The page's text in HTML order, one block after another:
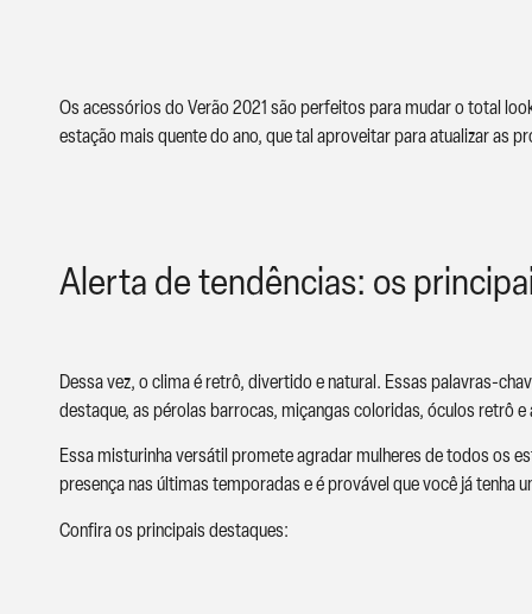
Os acessórios do Verão 2021 são perfeitos para mudar o total
estação mais quente do ano, que tal aproveitar para atualizar as
Alerta de tendências: os
Dessa vez, o clima é retrô, divertido e natural. Essas palavras-
destaque, as pérolas barrocas, miçangas coloridas, óculos retrô e
Essa misturinha versátil promete agradar mulheres de todos os
presença nas últimas temporadas e é provável que você já tenha
Confira os principais destaques: